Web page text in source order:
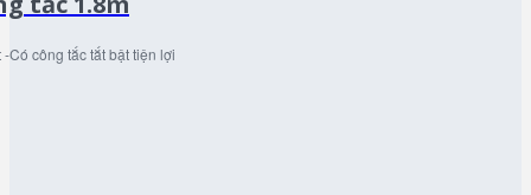
Có công tắc tắt bật tiện lợi